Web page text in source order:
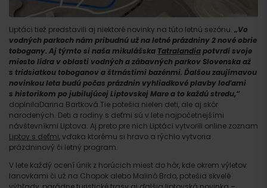
Liptáci tiež predstavili aj niektoré novinky na túto letnú sezónu. „Vo
vodných parkoch nám pribudnú už na letné prázdniny 2 nové obrie
tobogany. Aj týmto si naša mikulášska Tatralandiapotvrdí svoje
miesto lídra v oblasti vodných a zábavných parkov Slovenska až
s tridsiatkou toboganov a štrnástimi bazénmi. Ďalšou zaujímavou
novinkou leta budú počas prázdnin vyhliadkové plavby loďami
s historikom po jubilujúcej Liptovskej Mare a to každú stredu,“
doplnilaDarina Bartková.Tie potešia nielen deti, ale aj skôr
narodených. Deti a rodiny s deťmi sú v lete najpočetnejšími
návštevníkmi Liptova. Aj preto pre nich Liptáci vytvorili online zoznam
Liptov s deťmi, vďaka ktorému si hravo a rýchlo vytvoria
prázdninový či letný program.
V lete každý ocení únik z horúcich miest do hôr, kde okrem výletov
lanovkami či už na Chopok alebo Malinô Brdo, potešia skvelé